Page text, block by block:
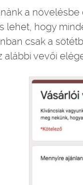
a
lehet, hogy
csak a
alábbi vevői